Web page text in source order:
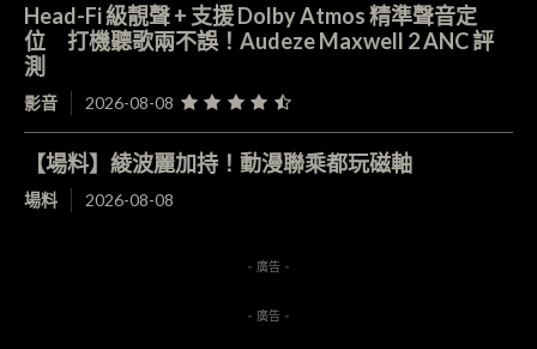
Head-Fi 級靚聲 + 支援 Dolby Atmos 精準聲音定
位 打機聽歌兩不誤！Audeze Maxwell 2 ANC 評
測
影音 2026-08-08
【場料】綾波麗加持！動漫聯乘都玩磁軸
場料 2026-08-08
- 廣告 -
- 廣告 -